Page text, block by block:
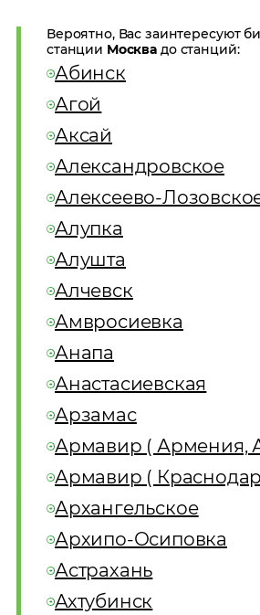
Вероятно, Вас заинтересуют
станции Москва до станций:
Абинск
Агой
Аксай
Александровское
Алексеево-
Алупка
Алушта
Алчевск
Амвросиевка
Анапа
Анастасиевская
Арзамас
Армавир ( Армения,
Армавир (
Архангельское
Архипо-Осиповка
Астрахань
Ахтубинск